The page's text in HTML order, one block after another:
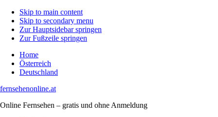
Skip to main content
Skip to secondary menu
Zur Hauptsidebar springen
Zur Fußzeile springen
Home
Österreich
Deutschland
fernsehenonline.at
Online Fernsehen – gratis und ohne Anmeldung